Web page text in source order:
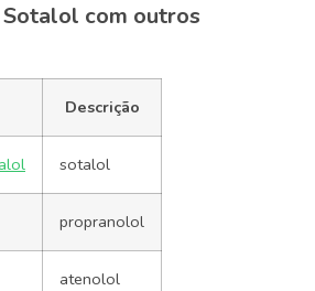
com outros
Descrição
sotalol
propranolol
atenolol